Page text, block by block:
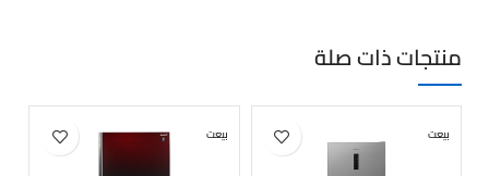
منتجات ذات صلة
بيعت بيعت